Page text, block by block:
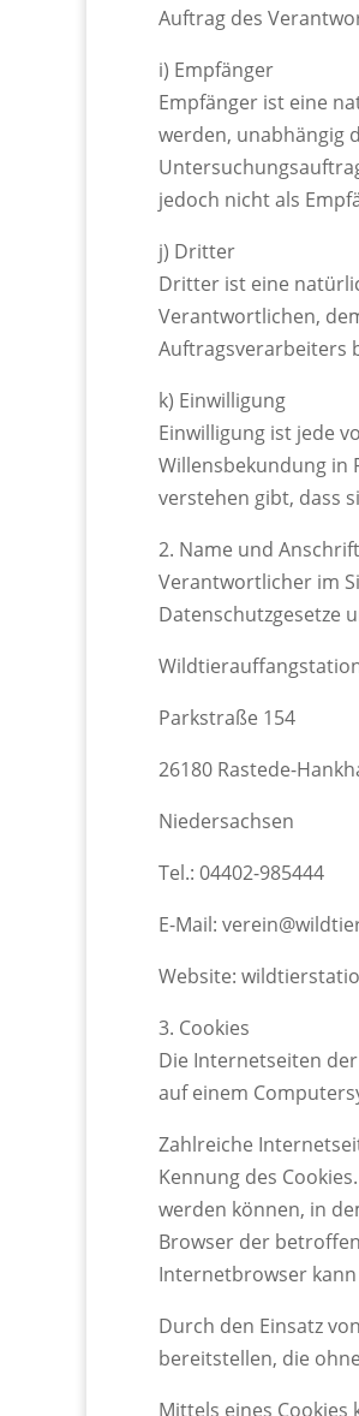
Auftrag des
i) Empfänger
Empfänger ist eine
werden, unabhängig
jedoch nicht als
j) Dritter
Dritter ist eine
Verantwortlichen,
Auftragsverarbeiters
k) Einwilligung
Einwilligung ist jede
Willensbekundung in
verstehen gibt, dass
2. Name und
Verantwortlicher im
Datenschutzgesetze
Parkstraße 154
26180 Rastede-
Niedersachsen
Tel.: 04402-985444
E-Mail:
Website:
3. Cookies
Die Internetseiten
auf einem
Zahlreiche
Kennung des
werden können, in
Browser der
Internetbrowser
Durch den Einsatz
bereitstellen, die
Mittels eines